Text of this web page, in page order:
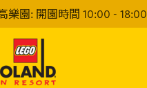
樂園: 開園時間 10:00 - 18:00